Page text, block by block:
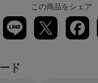
この商品をシェア
ド